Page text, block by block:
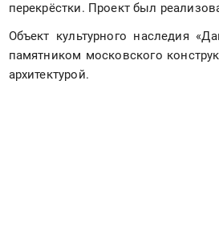
перекрёстки. Проект был
Объект культурного наследия
памятником московского
архитектурой.